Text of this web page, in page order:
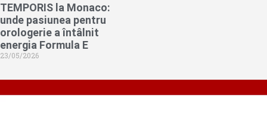
TEMPORIS la Monaco:
unde pasiunea pentru
orologerie a întâlnit
energia Formula E
23/05/2026